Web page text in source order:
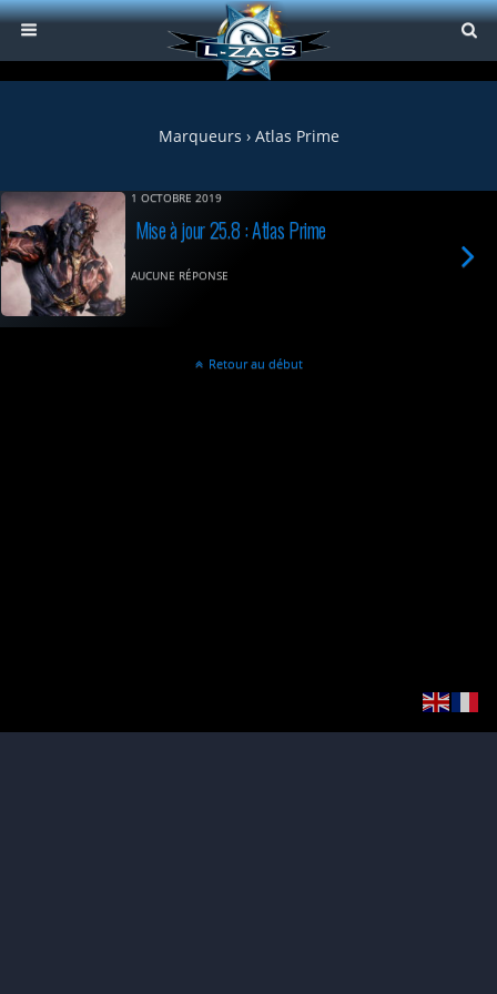
Marqueurs › Atlas Prime
1 OCTOBRE 2019
Mise à jour 25.8 : Atlas Prime
AUCUNE RÉPONSE
Retour au début